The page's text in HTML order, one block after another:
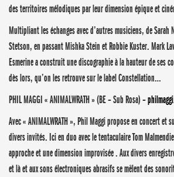
des territoires mélodiques par leur dimension épique et
Multipliant les échanges avec d’autres musiciens, de Sarah
Stetson, en passant Mishka Stein et Robbie Kuster. Mark
Esmerine a construit une discographie à la hauteur de ses
dès lors, qu’on lesretrouve sur le label Constellation…
PHIL MAGGI « ANIMALWRATH » (BE – Sub Rosa) –
Avec « ANIMALWRATH », Phil Maggi propose en concert et
divers invités. Ici en duo avec le tentaculaire Tom
approche et une dimension improvisée . Aux divers
et là et aux sons électroniques abrasifs se mêlent des